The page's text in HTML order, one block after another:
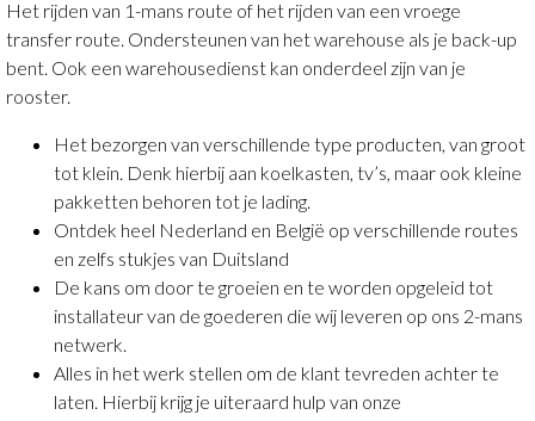
Het rijden van 1-mans route of het rijden van een vroege
transfer route. Ondersteunen van het warehouse als je back-up
bent. Ook een warehousedienst kan onderdeel zijn van je
rooster.
Het bezorgen van verschillende type producten, van groot
tot klein. Denk hierbij aan koelkasten, tv’s, maar ook kleine
pakketten behoren tot je lading.
Ontdek heel Nederland en België op verschillende routes
en zelfs stukjes van Duitsland
De kans om door te groeien en te worden opgeleid tot
installateur van de goederen die wij leveren op ons 2-mans
netwerk.
Alles in het werk stellen om de klant tevreden achter te
laten. Hierbij krijg je uiteraard hulp van onze